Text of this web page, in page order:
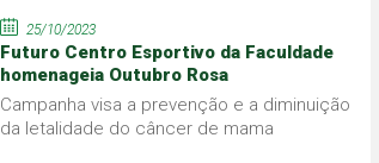
25/10/2023
Futuro Centro Esportivo da Faculdade
homenageia Outubro Rosa
Campanha visa a prevenção e a diminuição
da letalidade do câncer de mama